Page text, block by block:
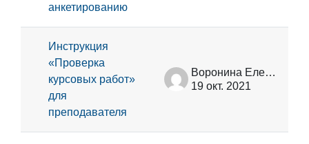
анкетированию
Инструкция
«Проверка
курсовых работ»
для
преподавателя
Воронина Елена Владимировна
19 окт. 2021